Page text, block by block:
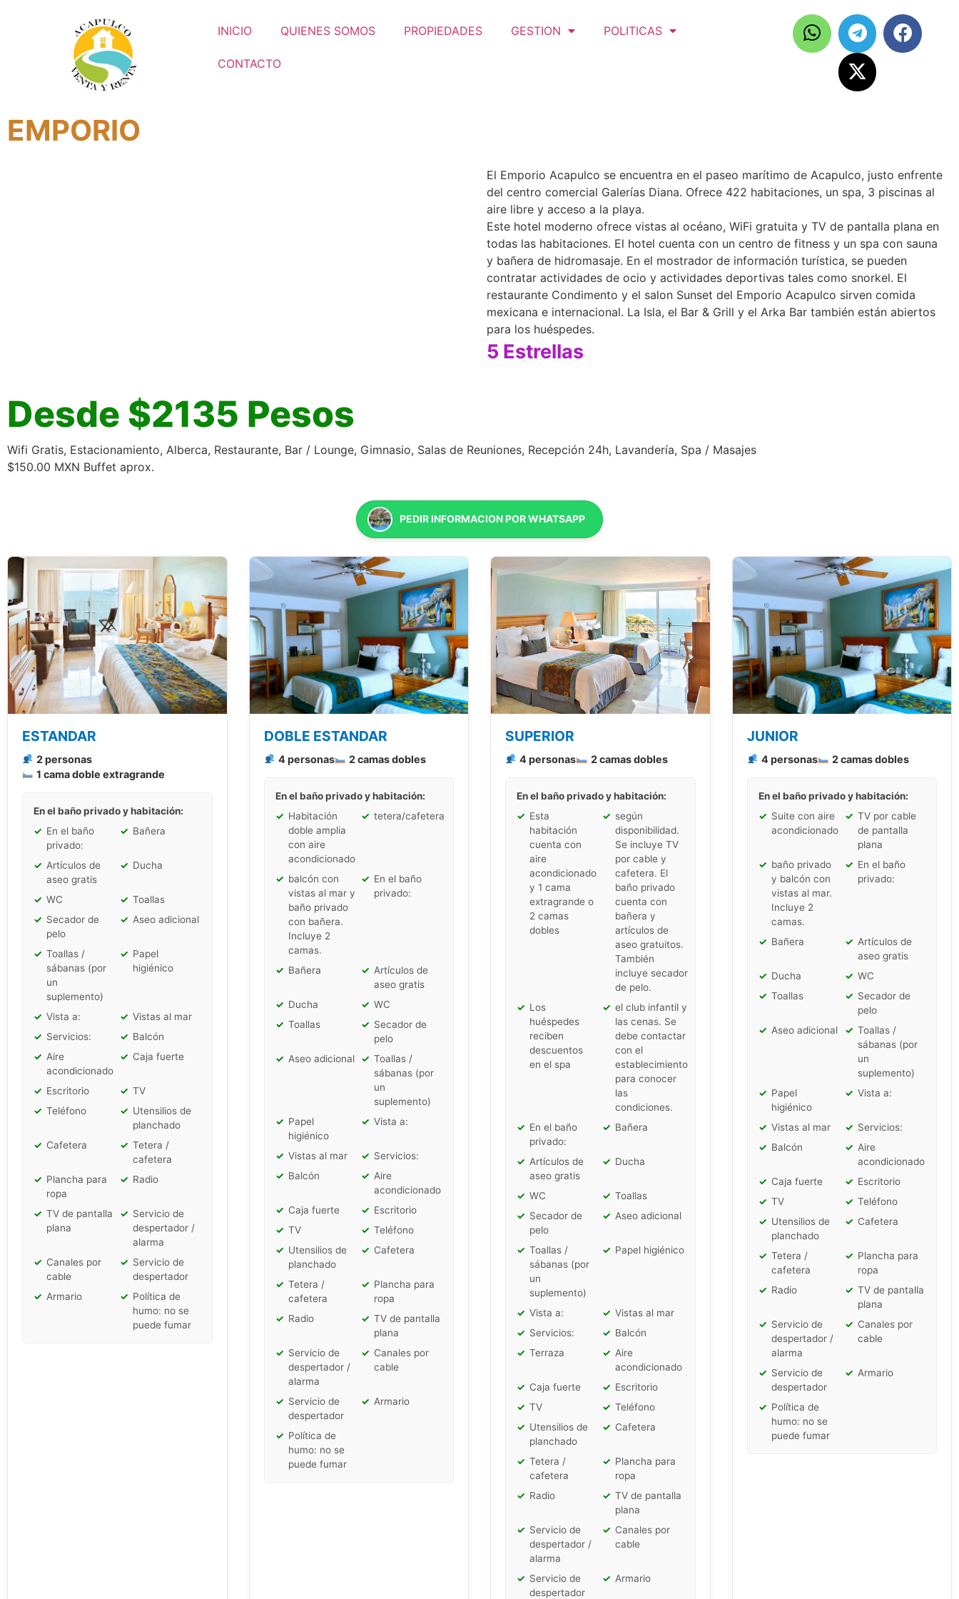
INICIO QUIENES SOMOS PROPIEDADES GESTION POLITICAS
CONTACTO
EMPORIO
El Emporio Acapulco se encuentra en el paseo marítimo de Acapulco, justo enfrente
del centro comercial Galerías Diana. Ofrece 422 habitaciones, un spa, 3 piscinas al
aire libre y acceso a la playa.
Este hotel moderno ofrece vistas al océano, WiFi gratuita y TV de pantalla plana en
todas las habitaciones. El hotel cuenta con un centro de fitness y un spa con sauna
y bañera de hidromasaje. En el mostrador de información turística, se pueden
contratar actividades de ocio y actividades deportivas tales como snorkel. El
restaurante Condimento y el salon Sunset del Emporio Acapulco sirven comida
mexicana e internacional. La Isla, el Bar & Grill y el Arka Bar también están abiertos
para los huéspedes.
5 Estrellas
Desde $2135 Pesos
Wifi Gratis, Estacionamiento, Alberca, Restaurante, Bar / Lounge, Gimnasio, Salas de Reuniones, Recepción 24h, Lavandería, Spa / Masajes
$150.00 MXN Buffet aprox.
PEDIR INFORMACION POR WHATSAPP
ESTANDAR
2 personas
1 cama doble extragrande
En el baño privado y habitación:
✓ En el baño
privado:
✓ Bañera
✓ Artículos de
aseo gratis
✓ Ducha
✓ WC ✓ Toallas
✓ Secador de
pelo
✓ Aseo adicional
✓ Toallas /
sábanas (por
un
suplemento)
✓ Papel
higiénico
✓ Vista a: ✓ Vistas al mar
✓ Servicios: ✓ Balcón
✓ Aire
acondicionado
✓ Caja fuerte
✓ Escritorio ✓ TV
✓ Teléfono ✓ Utensilios de
planchado
✓ Cafetera ✓ Tetera /
cafetera
✓ Plancha para
ropa
✓ Radio
✓ TV de pantalla
plana
✓ Servicio de
despertador /
alarma
✓ Canales por
cable
✓ Servicio de
despertador
✓ Armario ✓ Política de
humo: no se
puede fumar
DOBLE ESTANDAR
4 personas 2 camas dobles
En el baño privado y habitación:
✓ Habitación
doble amplia
con aire
acondicionado
✓ tetera/cafetera
✓ balcón con
vistas al mar y
baño privado
con bañera.
Incluye 2
camas.
✓ En el baño
privado:
✓ Bañera ✓ Artículos de
aseo gratis
✓ Ducha ✓ WC
✓ Toallas ✓ Secador de
pelo
✓ Aseo adicional ✓ Toallas /
sábanas (por
un
suplemento)
✓ Papel
higiénico
✓ Vista a:
✓ Vistas al mar ✓ Servicios:
✓ Balcón ✓ Aire
acondicionado
✓ Caja fuerte ✓ Escritorio
✓ TV ✓ Teléfono
✓ Utensilios de
planchado
✓ Cafetera
✓ Tetera /
cafetera
✓ Plancha para
ropa
✓ Radio ✓ TV de pantalla
plana
✓ Servicio de
despertador /
alarma
✓ Canales por
cable
✓ Servicio de
despertador
✓ Armario
✓ Política de
humo: no se
puede fumar
SUPERIOR
4 personas 2 camas dobles
En el baño privado y habitación:
✓ Esta
habitación
cuenta con
aire
acondicionado
y 1 cama
extragrande o
2 camas
dobles
✓ según
disponibilidad.
Se incluye TV
por cable y
cafetera. El
baño privado
cuenta con
bañera y
artículos de
aseo gratuitos.
También
incluye secador
de pelo.
✓ Los
huéspedes
reciben
descuentos
en el spa
✓ el club infantil y
las cenas. Se
debe contactar
con el
establecimiento
para conocer
las
condiciones.
✓ En el baño
privado:
✓ Bañera
✓ Artículos de
aseo gratis
✓ Ducha
✓ WC ✓ Toallas
✓ Secador de
pelo
✓ Aseo adicional
✓ Toallas /
sábanas (por
un
suplemento)
✓ Papel higiénico
✓ Vista a: ✓ Vistas al mar
✓ Servicios: ✓ Balcón
✓ Terraza ✓ Aire
acondicionado
✓ Caja fuerte ✓ Escritorio
✓ TV ✓ Teléfono
✓ Utensilios de
planchado
✓ Cafetera
✓ Tetera /
cafetera
✓ Plancha para
ropa
✓ Radio ✓ TV de pantalla
plana
✓ Servicio de
despertador /
alarma
✓ Canales por
cable
✓ Servicio de
despertador
✓ Armario
JUNIOR
4 personas 2 camas dobles
En el baño privado y habitación:
✓ Suite con aire
acondicionado
✓ TV por cable
de pantalla
plana
✓ baño privado
y balcón con
vistas al mar.
Incluye 2
camas.
✓ En el baño
privado:
✓ Bañera ✓ Artículos de
aseo gratis
✓ Ducha ✓ WC
✓ Toallas ✓ Secador de
pelo
✓ Aseo adicional ✓ Toallas /
sábanas (por
un
suplemento)
✓ Papel
higiénico
✓ Vista a:
✓ Vistas al mar ✓ Servicios:
✓ Balcón ✓ Aire
acondicionado
✓ Caja fuerte ✓ Escritorio
✓ TV ✓ Teléfono
✓ Utensilios de
planchado
✓ Cafetera
✓ Tetera /
cafetera
✓ Plancha para
ropa
✓ Radio ✓ TV de pantalla
plana
✓ Servicio de
despertador /
alarma
✓ Canales por
cable
✓ Servicio de
despertador
✓ Armario
✓ Política de
humo: no se
puede fumar